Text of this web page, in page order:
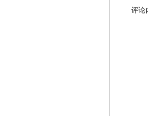
评论